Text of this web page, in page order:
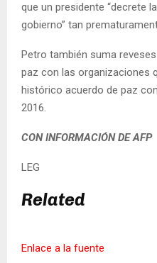
que un presidente “decrete
gobierno” tan
Petro también suma
paz con las organizaciones
histórico acuerdo de paz
2016.
CON INFORMACIÓN DE AFP
LEG
Related
Enlace a la fuente